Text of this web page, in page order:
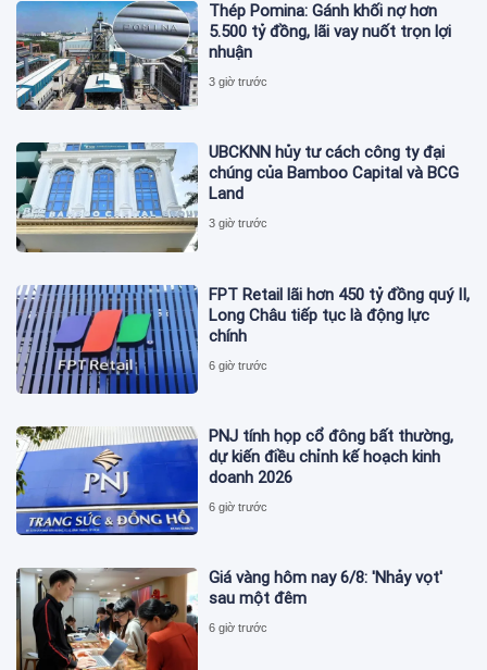
Thép Pomina: Gánh khối nợ hơn
5.500 tỷ đồng, lãi vay nuốt trọn lợi
nhuận
3 giờ trước
UBCKNN hủy tư cách công ty đại
chúng của Bamboo Capital và BCG
Land
3 giờ trước
FPT Retail lãi hơn 450 tỷ đồng quý II,
Long Châu tiếp tục là động lực
chính
6 giờ trước
PNJ tính họp cổ đông bất thường,
dự kiến điều chỉnh kế hoạch kinh
doanh 2026
6 giờ trước
Giá vàng hôm nay 6/8: 'Nhảy vọt'
sau một đêm
6 giờ trước